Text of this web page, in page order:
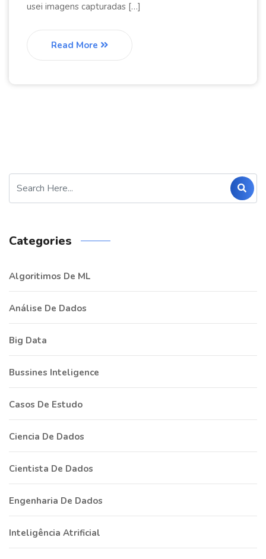
usei imagens capturadas […]
Read More
Categories
Algoritimos De ML
Análise De Dados
Big Data
Bussines Inteligence
Casos De Estudo
Ciencia De Dados
Cientista De Dados
Engenharia De Dados
Inteligência Atrificial